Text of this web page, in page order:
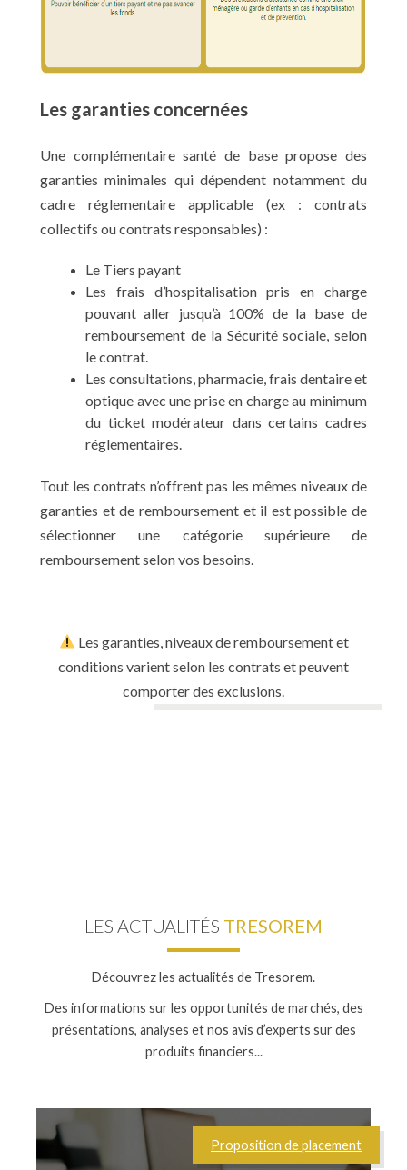
Les garanties concernées
Une complémentaire santé de base propose des
garanties minimales qui dépendent notamment du
cadre réglementaire applicable (ex : contrats
collectifs ou contrats responsables) :
Le Tiers payant
Les frais d’hospitalisation pris en charge
pouvant aller jusqu’à 100% de la base de
remboursement de la Sécurité sociale, selon
le contrat.
Les consultations, pharmacie, frais dentaire et
optique avec une prise en charge au minimum
du ticket modérateur dans certains cadres
réglementaires.
Tout les contrats n’offrent pas les mêmes niveaux de
garanties et de remboursement et il est possible de
sélectionner une catégorie supérieure de
remboursement selon vos besoins.
Les garanties, niveaux de remboursement et
conditions varient selon les contrats et peuvent
comporter des exclusions.
LES ACTUALITÉS TRESOREM
Découvrez les actualités de Tresorem.
Des informations sur les opportunités de marchés, des
présentations, analyses et nos avis d’experts sur des
produits financiers...
Proposition de placement